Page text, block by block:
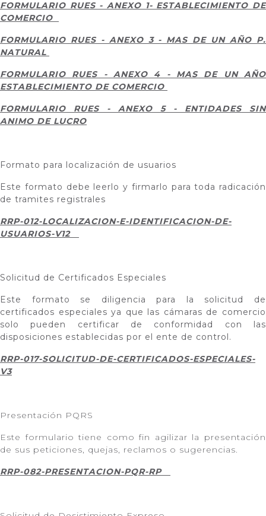
FORMULARIO RUES - ANEXO 1- ESTABLECIMIENTO DE
COMERCIO
FORMULARIO RUES - ANEXO 3 - MAS DE UN AÑO P.
NATURAL
FORMULARIO RUES - ANEXO 4 -
MAS DE UN AÑO
ESTABLECIMIENTO DE COMERCIO
FORMULARIO RUES - ANEXO 5 - ENTIDADES SIN
ANIMO DE LUCRO
Formato para localización de usuarios
Este formato debe leerlo y firmarlo para toda radicación
de tramites registrales
RRP-012-LOCALIZACION-E-IDENTIFICACION-DE-
USUARIOS-V12
Solicitud de Certificados Especiales
Este formato se diligencia para la solicitud de
certificados especiales ya que las cámaras de comercio
solo pueden certificar de conformidad con las
disposiciones establecidas por el ente de control.
RRP-017-SOLICITUD-DE-CERTIFICADOS-ESPECIALES-
V3
Presentación PQRS
Este formulario tiene como fin agilizar la presentación
de sus peticiones, quejas, reclamos o sugerencias.
RRP-082-PRESENTACION-PQR-RP